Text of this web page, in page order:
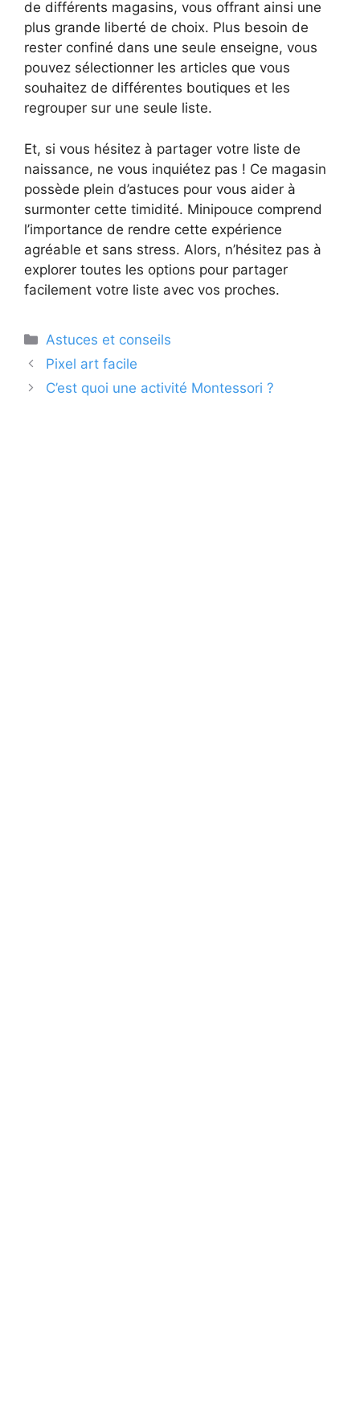
de différents magasins, vous offrant ainsi une
plus grande liberté de choix. Plus besoin de
rester confiné dans une seule enseigne, vous
pouvez sélectionner les articles que vous
souhaitez de différentes boutiques et les
regrouper sur une seule liste.
Et, si vous hésitez à partager votre liste de
naissance, ne vous inquiétez pas ! Ce magasin
possède plein d’astuces pour vous aider à
surmonter cette timidité. Minipouce comprend
l’importance de rendre cette expérience
agréable et sans stress. Alors, n’hésitez pas à
explorer toutes les options pour partager
facilement votre liste avec vos proches.
Catégories
Astuces et conseils
Pixel art facile
C’est quoi une activité Montessori ?